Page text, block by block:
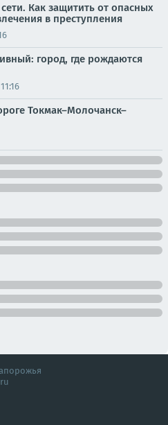
Как защитить от опасных
в преступления
город, где рождаются
11:16
Токмак–Молочанск–